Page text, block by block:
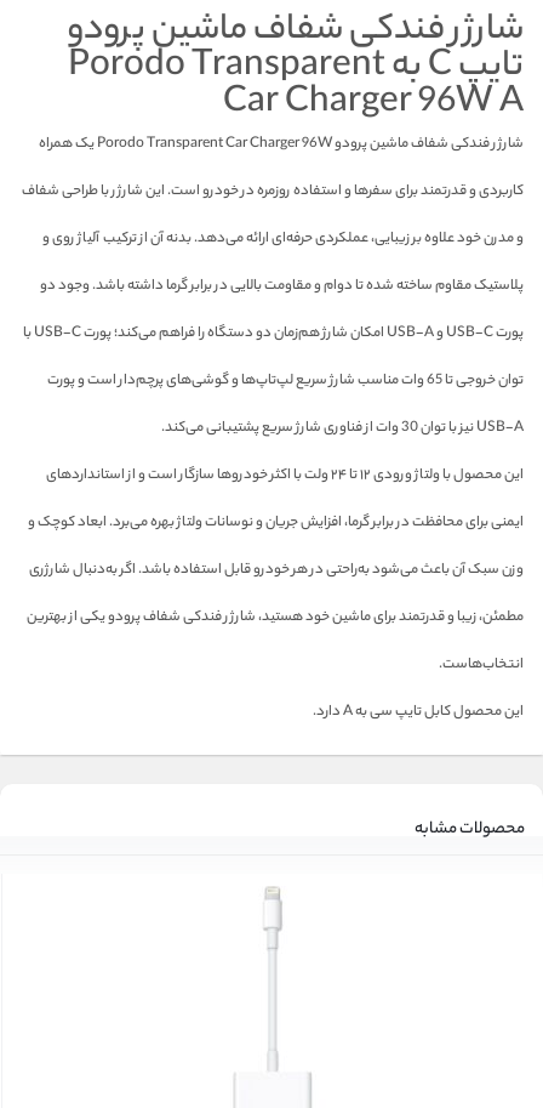
شارژر فندکی شفاف ماشین پرودو
تایپ C به Porodo Transparent
Car Charger 96W A
شارژر فندکی شفاف ماشین پرودو Porodo Transparent Car Charger 96W یک همراه
کاربردی و قدرتمند برای سفرها و استفاده روزمره در خودرو است. این شارژر با طراحی شفاف
و مدرن خود علاوه بر زیبایی، عملکردی حرفه‌ای ارائه می‌دهد. بدنه آن از ترکیب آلیاژ روی و
پلاستیک مقاوم ساخته شده تا دوام و مقاومت بالایی در برابر گرما داشته باشد. وجود دو
پورت USB-C و USB-A امکان شارژ هم‌زمان دو دستگاه را فراهم می‌کند؛ پورت USB-C با
توان خروجی تا 65 وات مناسب شارژ سریع لپ‌تاپ‌ها و گوشی‌های پرچم‌دار است و پورت
USB-A نیز با توان 30 وات از فناوری شارژ سریع پشتیبانی می‌کند.
این محصول با ولتاژ ورودی ۱۲ تا ۲۴ ولت با اکثر خودروها سازگار است و از استانداردهای
ایمنی برای محافظت در برابر گرما، افزایش جریان و نوسانات ولتاژ بهره می‌برد. ابعاد کوچک و
وزن سبک آن باعث می‌شود به‌راحتی در هر خودرو قابل استفاده باشد. اگر به‌دنبال شارژری
مطمئن، زیبا و قدرتمند برای ماشین خود هستید، شارژر فندکی شفاف پرودو یکی از بهترین
انتخاب‌هاست.
این محصول کابل تایپ سی به A دارد.
محصولات مشابه